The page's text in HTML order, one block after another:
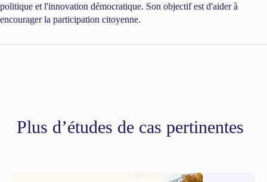
politique et l'innovation démocratique. Son objectif est d'aider à
encourager la participation citoyenne.
Plus d’études de cas pertinentes